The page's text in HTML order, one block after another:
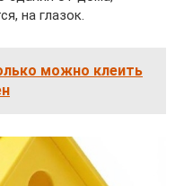
на глазок.
можно клеить